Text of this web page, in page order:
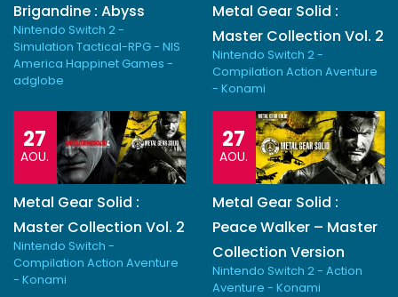
Brigandine : Abyss
Nintendo Switch 2 -
Simulation Tactical-RPG - NIS
America Happinet Games -
adglobe
Metal Gear Solid :
Master Collection Vol. 2
Nintendo Switch 2 -
Compilation Action Aventure
- Konami
27
AOU.
Metal Gear Solid :
Master Collection Vol. 2
Nintendo Switch -
Compilation Action Aventure
- Konami
27
AOU.
Metal Gear Solid :
Peace Walker – Master
Collection Version
Nintendo Switch 2 - Action
Aventure - Konami